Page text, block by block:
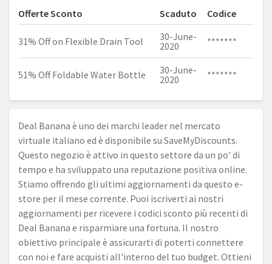
Offerte Sconto Scaduto Codice
31% Off on Flexible Drain Tool
30-June-
2020
*******
51% Off Foldable Water Bottle
30-June-
2020
*******
Deal Banana è uno dei marchi leader nel mercato
virtuale italiano ed è disponibile su SaveMyDiscounts.
Questo negozio è attivo in questo settore da un po' di
tempo e ha sviluppato una reputazione positiva online.
Stiamo offrendo gli ultimi aggiornamenti da questo e-
store per il mese corrente. Puoi iscriverti ai nostri
aggiornamenti per ricevere i codici sconto più recenti di
Deal Banana e risparmiare una fortuna. Il nostro
obiettivo principale è assicurarti di poterti connettere
con noi e fare acquisti all'interno del tuo budget. Ottieni